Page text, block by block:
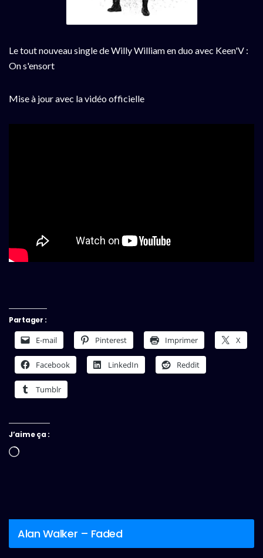
Le tout nouveau single de Willy William en duo avec Keen'V :
On s'ensort
Mise à jour avec la vidéo officielle
Partager :
E-mail Pinterest Imprimer X
Facebook LinkedIn Reddit
Tumblr
J’aime ça :
Chargement…
Alan Walker – Faded